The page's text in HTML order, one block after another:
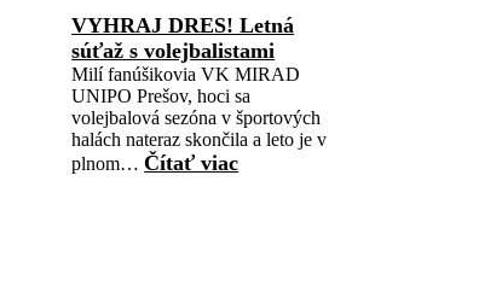
VYHRAJ DRES! Letná
súťaž s volejbalistami
Milí fanúšikovia VK MIRAD
UNIPO Prešov, hoci sa
volejbalová sezóna v športových
halách nateraz skončila a leto je v
plnom…Čítať viac